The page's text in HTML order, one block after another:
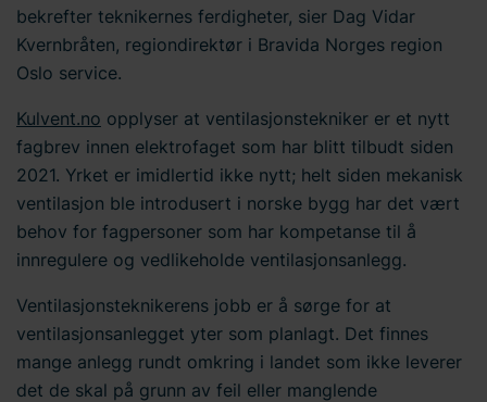
bekrefter teknikernes ferdigheter, sier Dag Vidar
Kvernbråten, regiondirektør i Bravida Norges region
Oslo service.
Kulvent.no opplyser at ventilasjonstekniker er et nytt
fagbrev innen elektrofaget som har blitt tilbudt siden
2021. Yrket er imidlertid ikke nytt; helt siden mekanisk
ventilasjon ble introdusert i norske bygg har det vært
behov for fagpersoner som har kompetanse til å
innregulere og vedlikeholde ventilasjonsanlegg.
Ventilasjonsteknikerens jobb er å sørge for at
ventilasjonsanlegget yter som planlagt. Det finnes
mange anlegg rundt omkring i landet som ikke leverer
det de skal på grunn av feil eller manglende